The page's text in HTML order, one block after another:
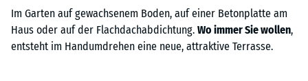
Im Garten auf gewachsenem Boden, auf einer Betonplatte am
Haus oder auf der Flachdachabdichtung. Wo immer Sie wollen,
entsteht im Handumdrehen eine neue, attraktive Terrasse.